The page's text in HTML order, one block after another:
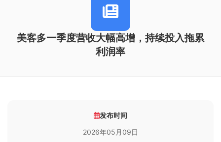
美客多一季度营收大幅高增，持续投入拖累
利润率
发布时间
2026年05月09日